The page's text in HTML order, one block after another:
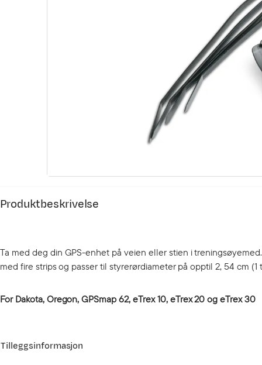
Produktbeskrivelse
Ta med deg din GPS-enhet på veien eller stien i
med fire strips og passer til styrerørdiameter på opptil 2, 54 cm (1
For Dakota, Oregon, GPSmap 62, eTrex 10, eTrex 20 og eTrex 30
Tilleggsinformasjon